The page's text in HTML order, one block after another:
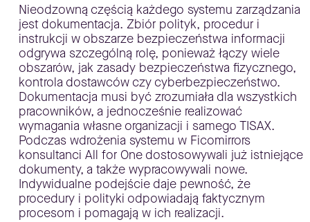
Nieodzowną częścią każdego systemu zarządzania
jest dokumentacja. Zbiór polityk, procedur i
instrukcji w obszarze bezpieczeństwa informacji
odgrywa szczególną rolę, ponieważ łączy wiele
obszarów, jak zasady bezpieczeństwa fizycznego,
kontrola dostawców czy cyberbezpieczeństwo.
Dokumentacja musi być zrozumiała dla wszystkich
pracowników, a jednocześnie realizować
wymagania własne organizacji i samego TISAX.
Podczas wdrożenia systemu w Ficomirrors
konsultanci All for One dostosowywali już istniejące
dokumenty, a także wypracowywali nowe.
Indywidualne podejście daje pewność, że
procedury i polityki odpowiadają faktycznym
procesom i pomagają w ich realizacji.